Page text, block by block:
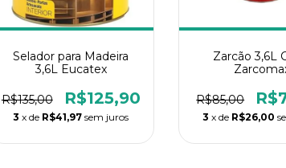
Selador para Madeira
3,6L Eucatex
R$135,00 R$125,90
3 x de R$41,97 sem juros
Zarcão 3,6L
R$85,00
3 x de R$26,00